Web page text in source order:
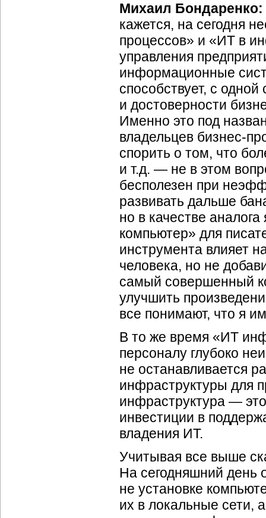
Михаил Бондаренко:
кажется, на сегодня
процессов» и «ИТ в
управления
информационные
способствует, с
и достоверности
Именно это под
владельцев бизнес-
спорить о том, что
и т.д. — не в этом
бесполезен при
развивать дальше
но в качестве
компьютер» для
инструмента влияет
человека, но не
самый совершенный
улучшить
все понимают, что я
В то же время «ИТ
персоналу глубоко
не останавливается
инфраструктуры для
инфраструктура —
инвестиции в
владения ИТ.
Учитывая все выше
На сегодняшний день
не установке
их в локальные сети,